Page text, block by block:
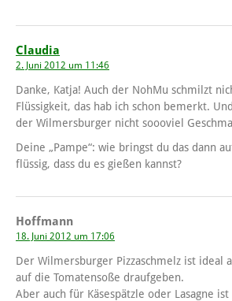
Claudia
2. Juni 2012 um 11:46
Danke, Katja! Auch der NohMu schmilzt
Flüssigkeit, das hab ich schon bemerkt.
der Wilmersburger nicht soooviel
Deine „Pampe“: wie bringst du das dann
flüssig, dass du es gießen kannst?
Hoffmann
18. Juni 2012 um 17:06
Der Wilmersburger Pizzaschmelz ist ideal
auf die Tomatensoße draufgeben.
Aber auch für Käsespätzle oder Lasagne